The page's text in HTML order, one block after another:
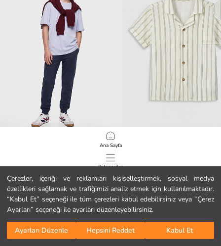
Çerezler, içeriği ve reklamları kişiselleştirmek, sosyal medya
özellikleri sağlamak ve trafiğimizi analiz etmek için kullanılmaktadır.
“Kabul Et” seçeneği ile tüm çerezleri kabul edebilirsiniz veya “Çerez
Ayarları” seçeneği ile ayarları düzenleyebilirsiniz.
Ayarları Düzenle Hepsini Reddet Kabul Et
Ana Sayfa
Kategoriler
Sepetim
2008